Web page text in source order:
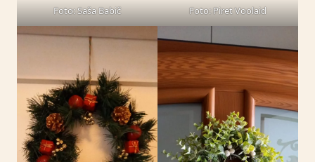
Foto: Saša Babič Foto: Piret Voolaid